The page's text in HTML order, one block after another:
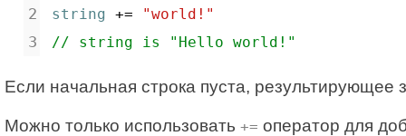
string +=
"world!"
// string is "Hello world!"
Если начальная строка пуста,
Можно только использовать += оператор для